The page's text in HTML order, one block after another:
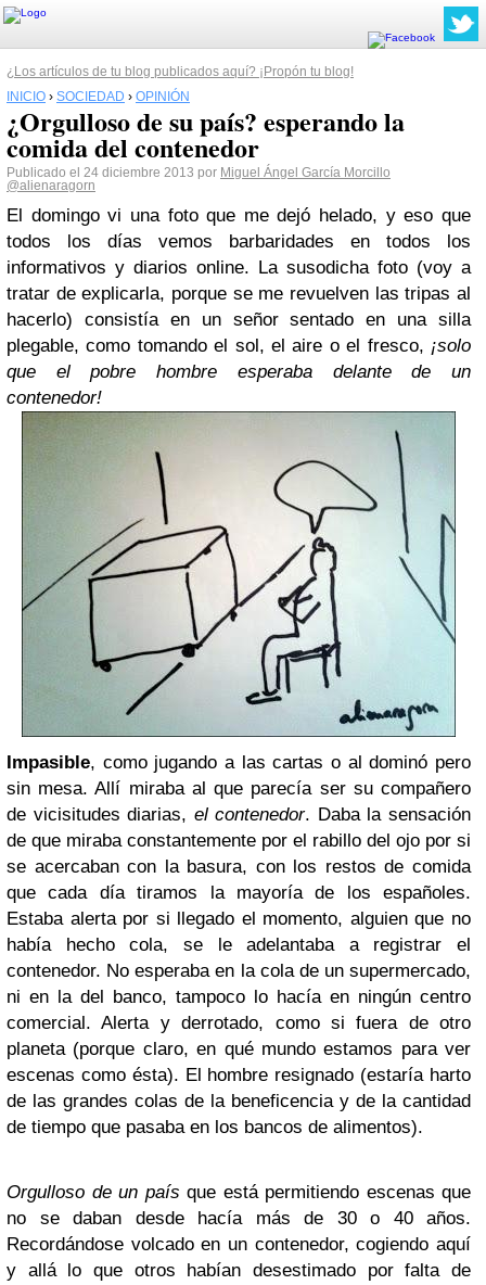
¿Los artículos de tu blog publicados aquí? ¡Propón tu blog!
INICIO › SOCIEDAD › OPINIÓN
¿Orgulloso de su país? esperando la
comida del contenedor
Publicado el 24 diciembre 2013 por Miguel Ángel García Morcillo
@alienaragorn
El domingo vi una foto que me dejó helado, y eso que
todos los días vemos barbaridades en todos los
informativos y diarios online. La susodicha foto (voy a
tratar de explicarla, porque se me revuelven las tripas al
hacerlo) consistía en un señor sentado en una silla
plegable, como tomando el sol, el aire o el fresco, ¡solo
que el pobre hombre esperaba delante de un
contenedor!
Impasible, como jugando a las cartas o al dominó pero
sin mesa. Allí miraba al que parecía ser su compañero
de vicisitudes diarias, el contenedor. Daba la sensación
de que miraba constantemente por el rabillo del ojo por si
se acercaban con la basura, con los restos de comida
que cada día tiramos la mayoría de los españoles.
Estaba alerta por si llegado el momento, alguien que no
había hecho cola, se le adelantaba a registrar el
contenedor. No esperaba en la cola de un supermercado,
ni en la del banco, tampoco lo hacía en ningún centro
comercial. Alerta y derrotado, como si fuera de otro
planeta (porque claro, en qué mundo estamos para ver
escenas como ésta). El hombre resignado (estaría harto
de las grandes colas de la beneficencia y de la cantidad
de tiempo que pasaba en los bancos de alimentos).
Orgulloso de un país que está permitiendo escenas que
no se daban desde hacía más de 30 o 40 años.
Recordándose volcado en un contenedor, cogiendo aquí
y allá lo que otros habían desestimado por falta de